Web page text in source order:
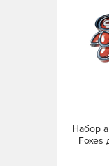
Набор
Foxes